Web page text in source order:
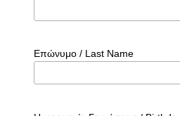
Επώνυμο / Last Name